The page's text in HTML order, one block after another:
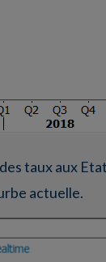
taux aux
actuelle.